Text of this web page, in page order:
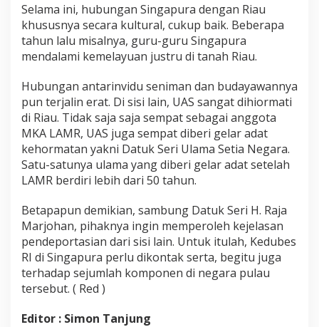
n
g
a
1
2
M
Selama ini, hubungan Singapura dengan Riau
khususnya secara kultural, cukup baik. Beberapa
tahun lalu misalnya, guru-guru Singapura
mendalami kemelayuan justru di tanah Riau.
Hubungan antarinvidu seniman dan budayawannya
pun terjalin erat. Di sisi lain, UAS sangat dihiormati
di Riau. Tidak saja saja sempat sebagai anggota
MKA LAMR, UAS juga sempat diberi gelar adat
kehormatan yakni Datuk Seri Ulama Setia Negara.
Satu-satunya ulama yang diberi gelar adat setelah
LAMR berdiri lebih dari 50 tahun.
Betapapun demikian, sambung Datuk Seri H. Raja
Marjohan, pihaknya ingin memperoleh kejelasan
pendeportasian dari sisi lain. Untuk itulah, Kedubes
RI di Singapura perlu dikontak serta, begitu juga
terhadap sejumlah komponen di negara pulau
tersebut. ( Red )
Editor : Simon Tanjung